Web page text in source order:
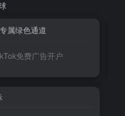
属绿色通道